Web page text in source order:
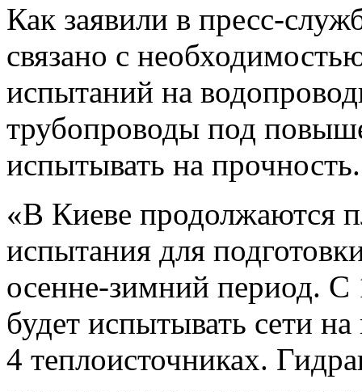
Как заявили в пресс-
связано с
испытаний на
трубопроводы под
испытывать на прочность.
«В Киеве продолжаются
испытания для
осенне-зимний период. С
будет испытывать сети
4 теплоисточниках.